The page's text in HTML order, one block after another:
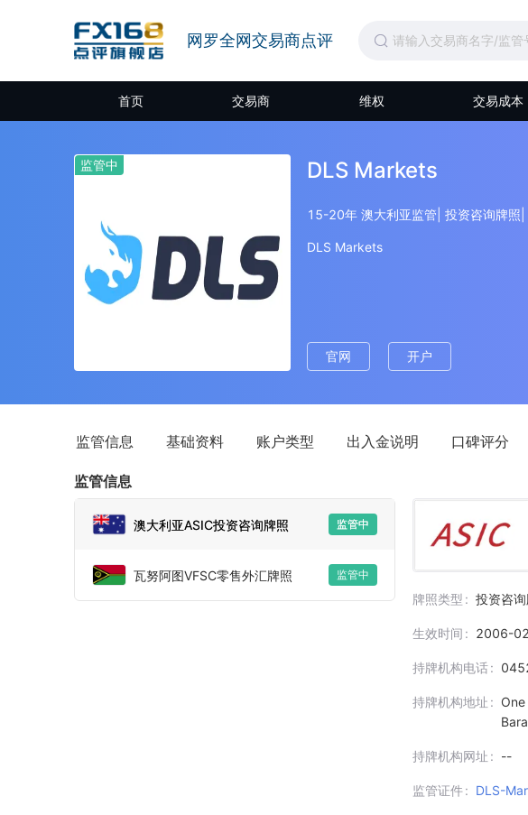
网罗全网交易商点评
首页 交易商 维权 交易成本
监管中 DLS Markets
15-20年 澳大利亚监管| 投资咨询牌照
DLS Markets
官网 开户
监管信息 基础资料 账户类型 出入金说明 口碑评分
监管信息
澳大利亚ASIC投资咨询牌照 监管中
瓦努阿图VFSC零售外汇牌照 监管中
牌照类型 投资咨
生效时间 2006-
持牌机构电话
持牌机构地址
持牌机构网址 --
监管证件 DLS-